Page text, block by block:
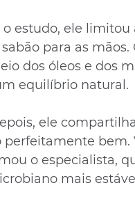
o estudo, ele
para as
dos óleos e dos
equilíbrio natural.
ele
perfeitamente bem.
o especialista,
mais